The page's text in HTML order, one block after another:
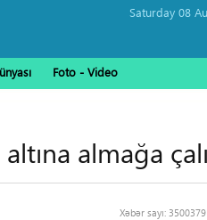
Foto - Video
almağa
Xəbər sayı: 3500379